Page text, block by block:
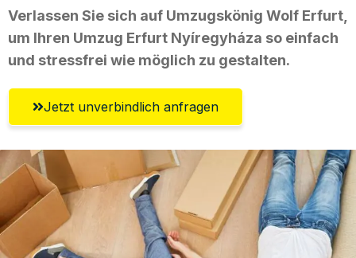
Verlassen Sie sich auf Umzugskönig Wolf Erfurt,
um Ihren Umzug Erfurt Nyíregyháza so einfach
und stressfrei wie möglich zu gestalten.
Jetzt unverbindlich anfragen